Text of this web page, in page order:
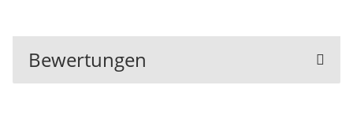
Bewertungen